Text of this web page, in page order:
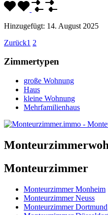
Hinzugefügt: 14. August 2025
Zurück1 2
Zimmertypen
große Wohnung
Haus
kleine Wohnung
Mehrfamilienhaus
Monteurzimmer
Monteurzimmer Monheim
Monteurzimmer Neuss
Monteurzimmer Dortmund